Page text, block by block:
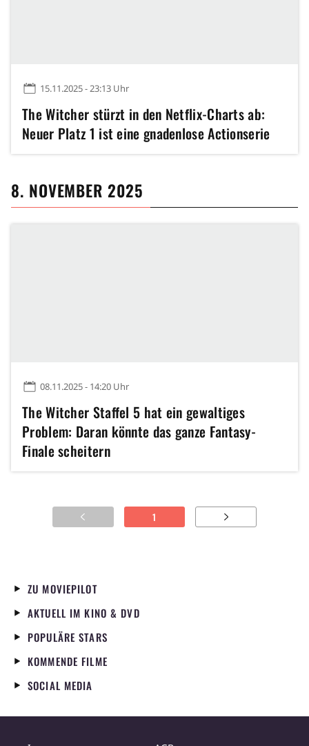
15.11.2025 - 23:13 Uhr
The Witcher stürzt in den Netflix-Charts ab:
Neuer Platz 1 ist eine gnadenlose Actionserie
8. NOVEMBER 2025
08.11.2025 - 14:20 Uhr
The Witcher Staffel 5 hat ein gewaltiges
Problem: Daran könnte das ganze Fantasy-
Finale scheitern
1
ZU MOVIEPILOT
AKTUELL IM KINO & DVD
POPULÄRE STARS
KOMMENDE FILME
SOCIAL MEDIA